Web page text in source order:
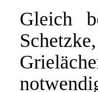
Gleich